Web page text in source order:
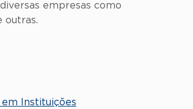
empresas como
outras.
em Instituições